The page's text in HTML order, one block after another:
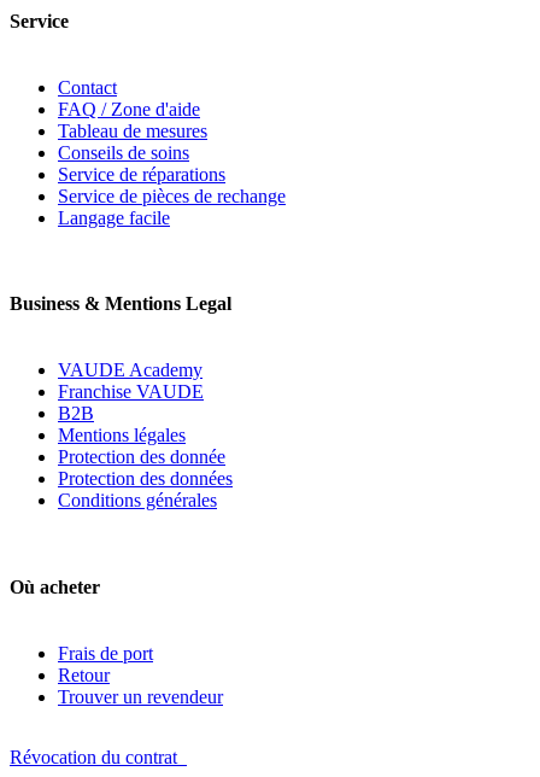
Service
Contact
FAQ / Zone d'aide
Tableau de mesures
Conseils de soins
Service de réparations
Service de pièces de rechange
Langage facile
Business & Mentions Legal
VAUDE Academy
Franchise VAUDE
B2B
Mentions légales
Protection des donnée
Protection des données
Conditions générales
Où acheter
Frais de port
Retour
Trouver un revendeur
Révocation du contrat